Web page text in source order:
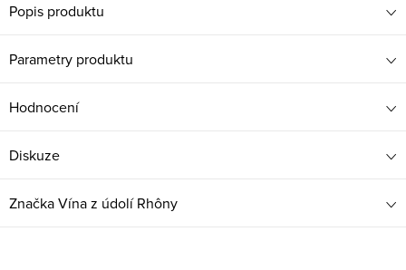
Popis produktu
Parametry produktu
Hodnocení
Diskuze
ZnačkaVína z údolí Rhôny